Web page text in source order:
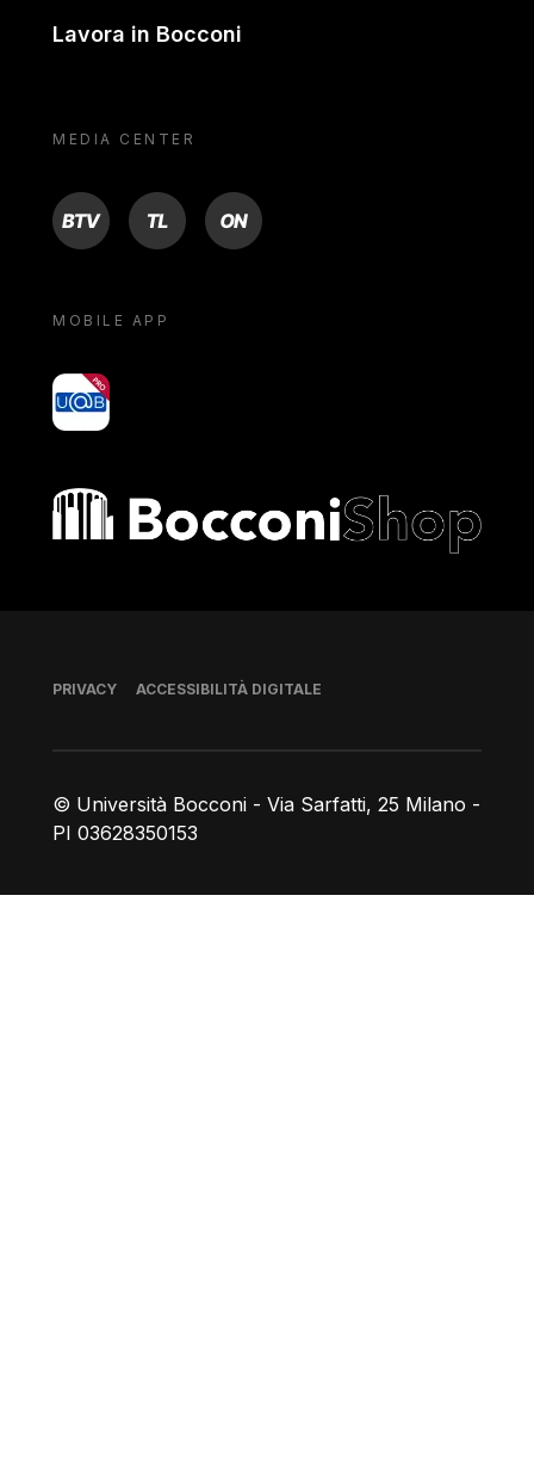
Lavora in Bocconi
MEDIA CENTER
BTV TL ON
MOBILE APP
yoU@B
Bocconi shop
© Università Bocconi - Via Sarfatti, 25 Milano -
PI 03628350153
Piè di pagina
PRIVACY ACCESSIBILITÀ DIGITALE